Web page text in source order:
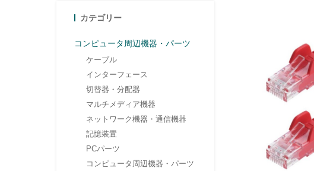
カテゴリー
コンピュータ周辺機器・パーツ
ケーブル
インターフェース
切替器・分配器
マルチメディア機器
ネットワーク機器・通信機器
記憶装置
PCパーツ
コンピュータ周辺機器・パーツ